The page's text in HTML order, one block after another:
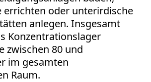
errichten oder unterirdische
anlegen. Insgesamt
Konzentrationslager
zwischen 80 und
im gesamten
Raum.